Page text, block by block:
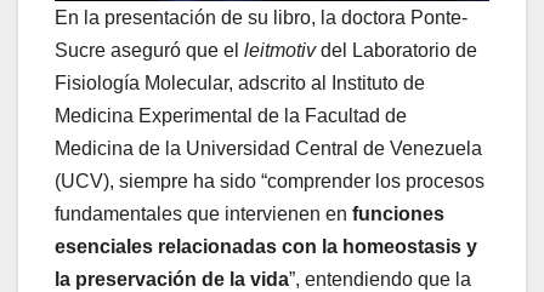
En la presentación de su libro, la doctora Ponte-
Sucre aseguró que el leitmotivdel Laboratorio de
Fisiología Molecular, adscrito al Instituto de
Medicina Experimental de la Facultad de
Medicina de la Universidad Central de Venezuela
(UCV), siempre ha sido “comprender los procesos
fundamentales que intervienen en funciones
esenciales relacionadas con la homeostasis y
la preservación de la vida”, entendiendo que la